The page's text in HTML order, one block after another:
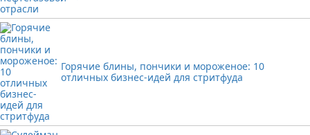
Горячие блины, пончики и мороженое: 10
отличных бизнес-идей для стритфуда